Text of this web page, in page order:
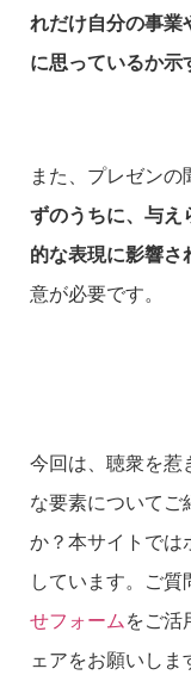
れだけ自分の事業
に思っているか示
また、プレゼンの
ずのうちに、与え
的な表現に影響さ
意が必要です。
今回は、聴衆を惹
な要素についてご
か？本サイトでは
しています。ご
せフォームをご活
ェアをお願いしま